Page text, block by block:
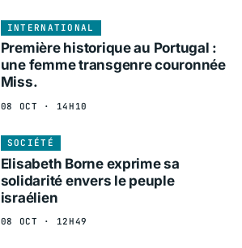
INTERNATIONAL
Première historique au Portugal :
une femme transgenre couronnée
Miss.
08 OCT · 14H10
SOCIÉTÉ
Elisabeth Borne exprime sa
solidarité envers le peuple
israélien
08 OCT · 12H49